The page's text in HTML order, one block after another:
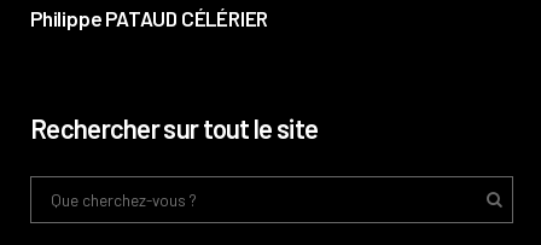
Philippe PATAUD CÉLÉRIER
Rechercher sur tout le site